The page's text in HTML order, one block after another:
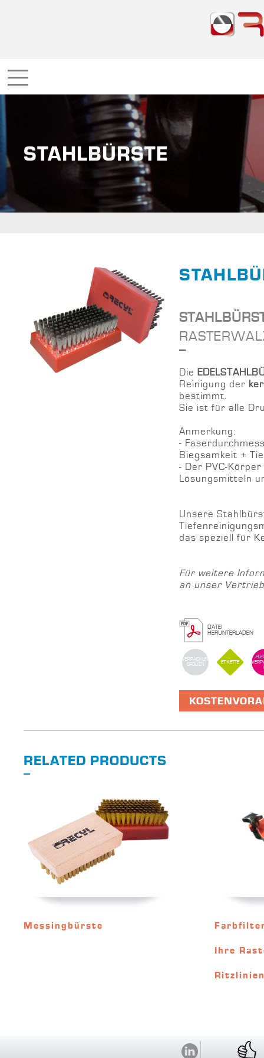
STAHLBÜRSTE
Die
Reinigung der
bestimmt.
Sie ist für alle
Anmerkung:
-
Biegsamkeit +
- Der PVC-
Lösungsmitteln
Unsere
das speziell für
Für weitere
an unser
DATEI
HERUNTERLADEN
VERPACKUN
GFOLIEN
ETIKETTE
RELATED PRODUCTS
Messingbürste
Ihre